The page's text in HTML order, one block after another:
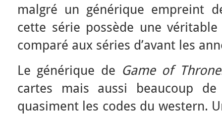
malgré un générique empreint
cette série possède une véritable
comparé aux séries d’avant les
Le générique de Game of
cartes mais aussi beaucoup
quasiment les codes du western.